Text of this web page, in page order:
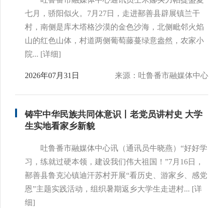
七月，骄阳似火。7月27日，走进鄯善县辟展镇兰干
村，南侧是库木塔格沙漠的金色沙海，北侧毗邻火焰
山的红色山体，村道两侧葡萄藤蔓绿意盎然，农家小
院... [详细]
2026年07月31日 来源：吐鲁番市融媒体中心
铸牢中华民族共同体意识丨老党员讲村史 大学
生实地看家乡新貌
吐鲁番市融媒体中心讯（通讯员牛晓燕）“好好学
习，练就过硬本领，建设我们伟大祖国！”7月16日，
鄯善县鲁克沁镇迪汗苏村开展“看历史、游家乡、感党
恩”主题实践活动，组织暑期返乡大学生走进村... [详
细]